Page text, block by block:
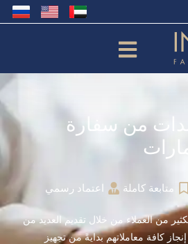
من سفارة
متابعة كاملة اعتماد رسمي
من العملاء من خلال تقديم العديد من
كافة معاملاتهم بدايةً من تجهيز